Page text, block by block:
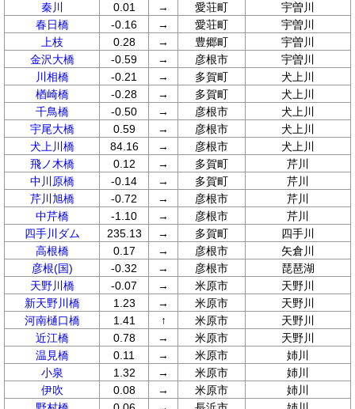
秦川
0.01 → 愛荘町
宇曽川
春日橋
-0.16 → 愛荘町
宇曽川
上枝
0.28 → 豊郷町
宇曽川
金沢大橋
-0.59 → 彦根市
宇曽川
川相橋
-0.21 → 多賀町
犬上川
楢崎橋
-0.28 → 多賀町
犬上川
千鳥橋
-0.50 → 彦根市
犬上川
宇尾大橋
0.59 → 彦根市
犬上川
犬上川橋
84.16 → 彦根市
犬上川
飛ノ木橋
0.12 → 多賀町
芹川
中川原橋
-0.14 → 多賀町
芹川
芹川旭橋
-0.72 → 彦根市
芹川
中芹橋
-1.10 → 彦根市
芹川
四手川ダム
235.13 → 多賀町
四手川
高根橋
0.17 → 彦根市
矢倉川
彦根(国)
-0.32 → 彦根市
琵琶湖
天野川橋
-0.07 → 米原市
天野川
新天野川橋
1.23 → 米原市
天野川
河南樋口橋
1.41 ↑ 米原市
天野川
近江橋
0.78 → 米原市
天野川
温見橋
0.11 → 米原市
姉川
小泉
1.32 → 米原市
姉川
伊吹
0.08 → 米原市
姉川